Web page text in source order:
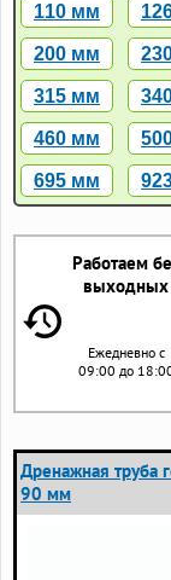
110 мм
200 мм
315 мм
460 мм
695 мм
Работаем
выходных
Ежедневно с
09:00 до
Дренажная труба
90 мм